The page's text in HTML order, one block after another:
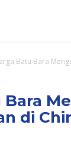
Batu Bara
Bara
di